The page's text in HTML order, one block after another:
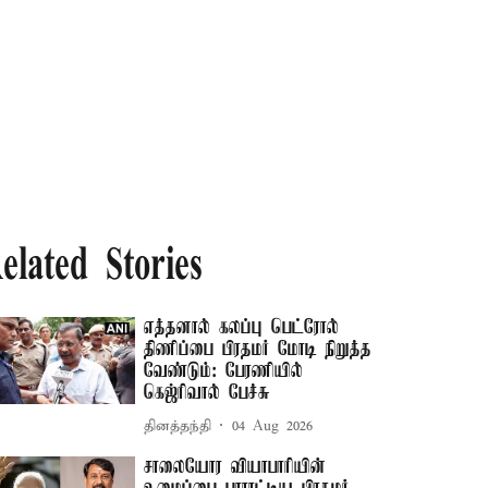
Stories
எத்தனால் கலப்பு பெட்ரோல்
திணிப்பை பிரதமர் மோடி நிறுத்த
வேண்டும்: பேரணியில்
கெஜ்ரிவால் பேச்சு
தினத்தந்தி 04 Aug 2026
சாலையோர வியாபாரியின்